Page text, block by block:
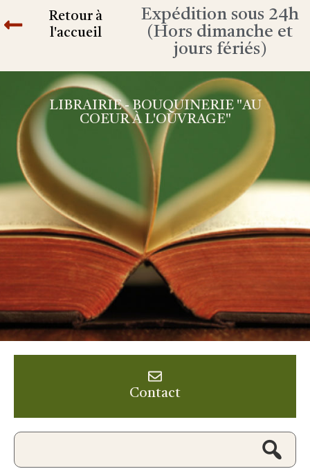
Retour à
l'accueil
Expédition sous 24h
(Hors dimanche et
jours fériés)
LIBRAIRIE - BOUQUINERIE "AU
COEUR À L'OUVRAGE"
Contact